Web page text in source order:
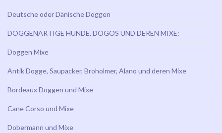
Deutsche oder Dänische Doggen
DOGGENARTIGE HUNDE, DOGOS UND DEREN MIXE:
Doggen Mixe
Antik Dogge, Saupacker, Broholmer, Alano und deren Mixe
Bordeaux Doggen und Mixe
Cane Corso und Mixe
Dobermann und Mixe